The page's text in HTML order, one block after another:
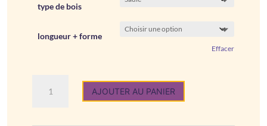
type de bois
longueur + forme
Effacer
AJOUTER AU PANIER